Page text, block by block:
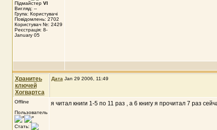
Підмайстер VI
Вигляд: --
Група: Користувачі
Повідомлень: 2702
Користувач №: 2429
Реєстрація: 8-
January 05
Хранитеь
ключей
Хогвартса
Дата Jan 29 2006, 11:49
Offline
Пользователь
Стать:
я читал книги 1-5 по 11 раз , а 6 книгу я прочитал 7 раз